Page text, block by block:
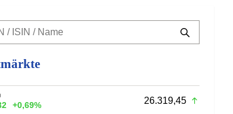
+0,69% 26.319,45